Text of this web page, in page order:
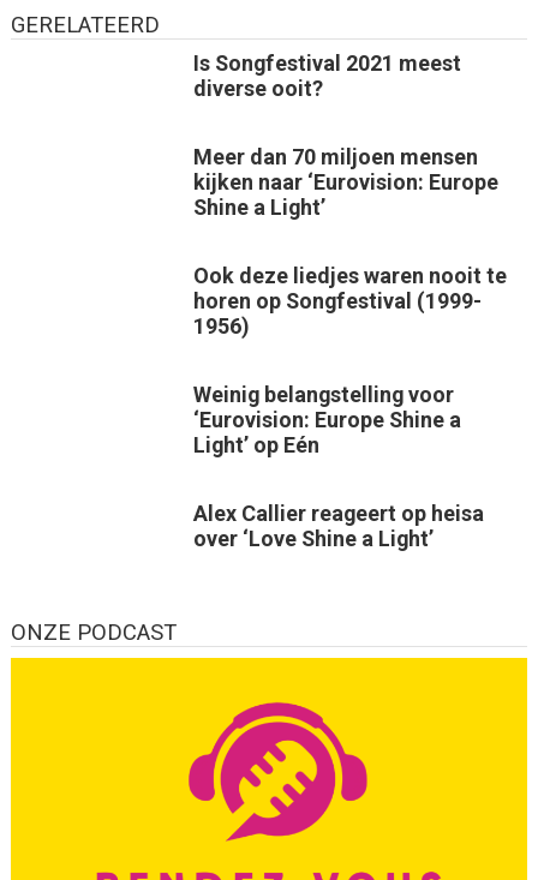
GERELATEERD
Is Songfestival 2021 meest
diverse ooit?
Meer dan 70 miljoen mensen
kijken naar ‘Eurovision: Europe
Shine a Light’
Ook deze liedjes waren nooit te
horen op Songfestival (1999-
1956)
Weinig belangstelling voor
‘Eurovision: Europe Shine a
Light’ op Eén
Alex Callier reageert op heisa
over ‘Love Shine a Light’
ONZE PODCAST